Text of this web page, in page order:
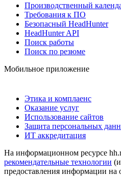
Производственный
Требования к ПО
Безопасный HeadHunter
HeadHunter API
Поиск работы
Поиск по резюме
Мобильное приложение
Этика и комплаенс
Оказание услуг
Использование сайтов
Защита персональных
ИТ аккредитация
На информационном ресурсе
рекомендательные технологии
предоставления информации на